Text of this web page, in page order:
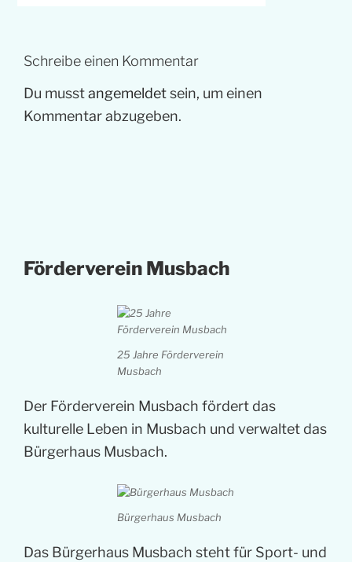
Schreibe einen Kommentar
Du musstangemeldetsein, um einen
Kommentar abzugeben.
Förderverein Musbach
25 Jahre Förderverein
Musbach
Der Förderverein Musbach fördert das
kulturelle Leben in Musbach und verwaltet das
Bürgerhaus Musbach.
Bürgerhaus Musbach
Das Bürgerhaus Musbach steht für Sport- und